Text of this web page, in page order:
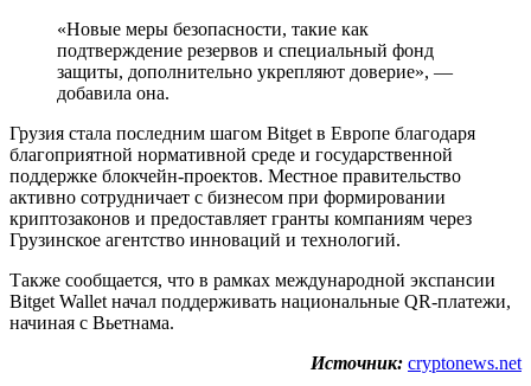
«Новые меры безопасности, такие как
подтверждение резервов и специальный фонд
защиты, дополнительно укрепляют доверие», —
добавила она.
Грузия стала последним шагом Bitget в Европе благодаря
благоприятной нормативной среде и государственной
поддержке блокчейн-проектов. Местное правительство
активно сотрудничает с бизнесом при формировании
криптозаконов и предоставляет гранты компаниям через
Грузинское агентство инноваций и технологий.
Также сообщается, что в рамках международной экспансии
Bitget Wallet начал поддерживать национальные QR-платежи,
начиная с Вьетнама.
Источник: cryptonews.net